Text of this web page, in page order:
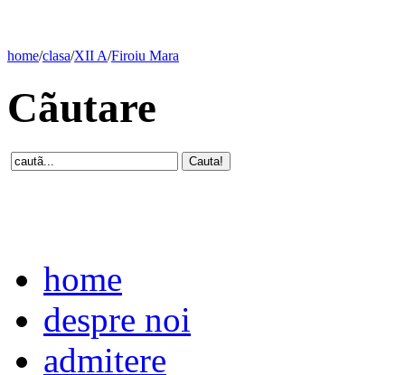
home/clasa/XII A/Firoiu Mara
Cãutare
home
despre noi
admitere